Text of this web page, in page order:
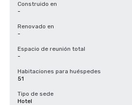
Construido en
-
Renovado en
-
Espacio de reunión total
-
Habitaciones para huéspedes
51
Tipo de sede
Hotel